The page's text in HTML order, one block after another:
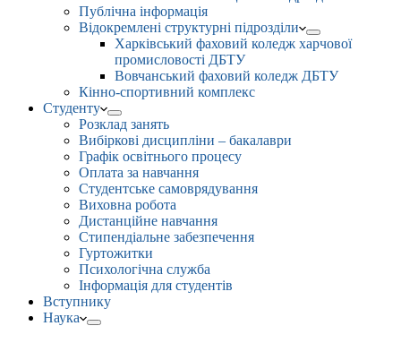
Публічна інформація
Відокремлені структурні підрозділи
Харківський фаховий коледж харчової
промисловості ДБТУ
Вовчанський фаховий коледж ДБТУ
Кінно-спортивний комплекс
Студенту
Розклад занять
Вибіркові дисципліни – бакалаври
Графік освітнього процесу
Оплата за навчання
Студентське самоврядування
Виховна робота
Дистанційне навчання
Стипендіальне забезпечення
Гуртожитки
Психологічна служба
Інформація для студентів
Вступнику
Наука